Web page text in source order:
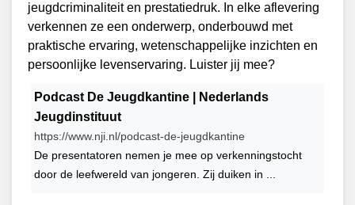
jeugdcriminaliteit en prestatiedruk. In elke aflevering
verkennen ze een onderwerp, onderbouwd met
praktische ervaring, wetenschappelijke inzichten en
persoonlijke levenservaring. Luister jij mee?
Podcast De Jeugdkantine | Nederlands
Jeugdinstituut
https://www.nji.nl/podcast-de-jeugdkantine
De presentatoren nemen je mee op verkenningstocht
door de leefwereld van jongeren. Zij duiken in ...